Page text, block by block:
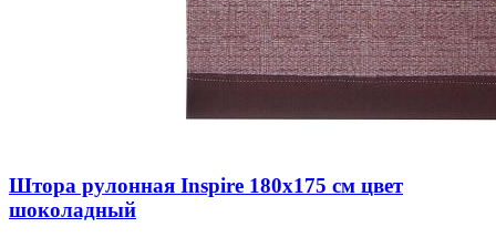
Штора рулонная Inspire 180х175 см цвет
шоколадный